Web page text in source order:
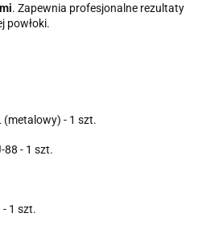
. Zapewnia profesjonalne rezultaty
powłoki.
(metalowy) - 1 szt.
88 - 1 szt.
1 szt.